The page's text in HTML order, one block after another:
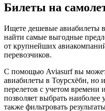
Билеты на
Ищете дешевые авиабилеты
найти самые выгодные
от крупнейших
перевозчиков.
С помощью Aviasurf вы
авиабилеты в Тоурсхёбн, но
перелетов с учетом
позволяет выбрать
также фильтровать